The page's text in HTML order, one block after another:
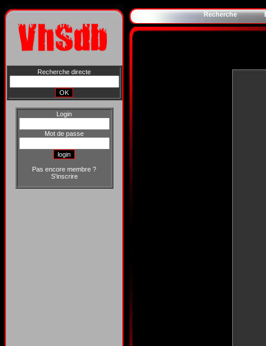
Recherche directe
Login
Mot de passe
Pas encore membre ?
S'inscrire
Recherche